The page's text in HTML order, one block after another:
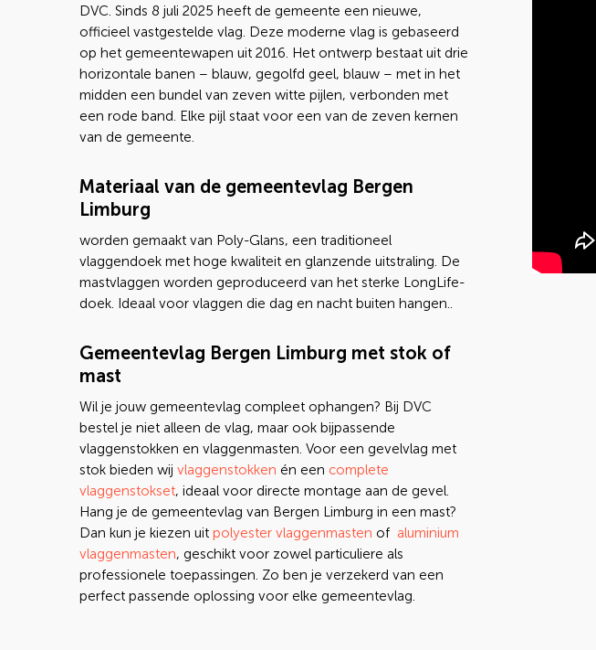
DVC. Sinds 8 juli 2025 heeft de gemeente een nieuwe,
officieel vastgestelde vlag. Deze moderne vlag is gebaseerd
op het gemeentewapen uit 2016. Het ontwerp bestaat uit drie
horizontale banen – blauw, gegolfd geel, blauw – met in het
midden een bundel van zeven witte pijlen, verbonden met
een rode band. Elke pijl staat voor een van de zeven kernen
van de gemeente.
Materiaal van de gemeentevlag Bergen
Limburg
worden gemaakt van Poly-Glans, een traditioneel
vlaggendoek met hoge kwaliteit en glanzende uitstraling. De
mastvlaggen worden geproduceerd van het sterke LongLife-
doek. Ideaal voor vlaggen die dag en nacht buiten hangen..
Gemeentevlag Bergen Limburg met stok of
mast
Wil je jouw gemeentevlag compleet ophangen? Bij DVC
bestel je niet alleen de vlag, maar ook bijpassende
vlaggenstokken en vlaggenmasten. Voor een gevelvlag met
stok bieden wij vlaggenstokken én een complete
vlaggenstokset, ideaal voor directe montage aan de gevel.
Hang je de gemeentevlag van Bergen Limburg in een mast?
Dan kun je kiezen uit polyester vlaggenmasten of aluminium
vlaggenmasten, geschikt voor zowel particuliere als
professionele toepassingen. Zo ben je verzekerd van een
perfect passende oplossing voor elke gemeentevlag.